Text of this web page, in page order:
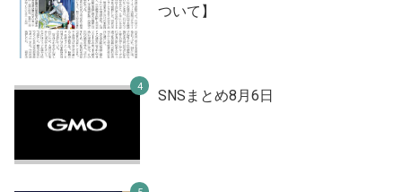
ついて】
SNSまとめ8月6日